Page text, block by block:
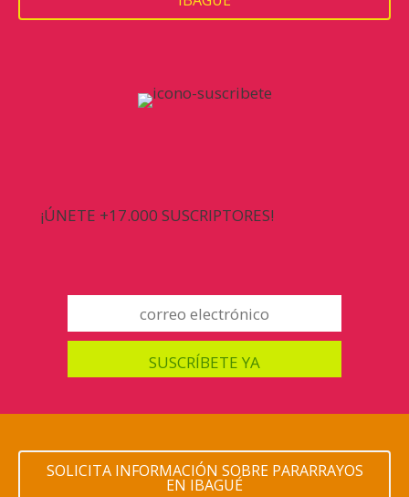
¡ÚNETE +17.000 SUSCRIPTORES!
SOLICITA INFORMACIÓN SOBRE PARARRAYOS
EN IBAGUÉ